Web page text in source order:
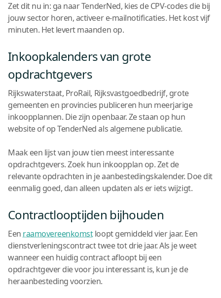
Zet dit nu in: ga naar TenderNed, kies de CPV-codes die bij
jouw sector horen, activeer e-mailnotificaties. Het kost vijf
minuten. Het levert maanden op.
Inkoopkalenders van grote
opdrachtgevers
Rijkswaterstaat, ProRail, Rijksvastgoedbedrijf, grote
gemeenten en provincies publiceren hun meerjarige
inkoopplannen. Die zijn openbaar. Ze staan op hun
website of op TenderNed als algemene publicatie.
Maak een lijst van jouw tien meest interessante
opdrachtgevers. Zoek hun inkoopplan op. Zet de
relevante opdrachten in je aanbestedingskalender. Doe dit
eenmalig goed, dan alleen updaten als er iets wijzigt.
Contractlooptijden bijhouden
Een raamovereenkomstloopt gemiddeld vier jaar. Een
dienstverleningscontract twee tot drie jaar. Als je weet
wanneer een huidig contract afloopt bij een
opdrachtgever die voor jou interessant is, kun je de
heraanbesteding voorzien.